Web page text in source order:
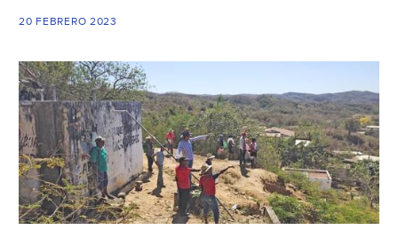
20 FEBRERO 2023